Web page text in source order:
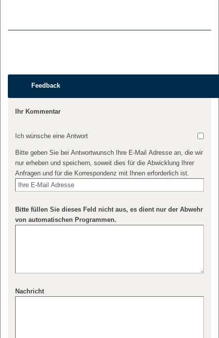
Feedback
Ihr Kommentar
Ich wünsche eine Antwort
Bitte geben Sie bei Antwortwunsch Ihre E-Mail Adresse an, die wir
nur erheben und speichern, soweit dies für die Abwicklung Ihrer
Anfragen und für die Korrespondenz mit Ihnen erforderlich ist.
Bitte füllen Sie dieses Feld nicht aus, es dient nur der Abwehr
von automatischen Programmen.
Nachricht